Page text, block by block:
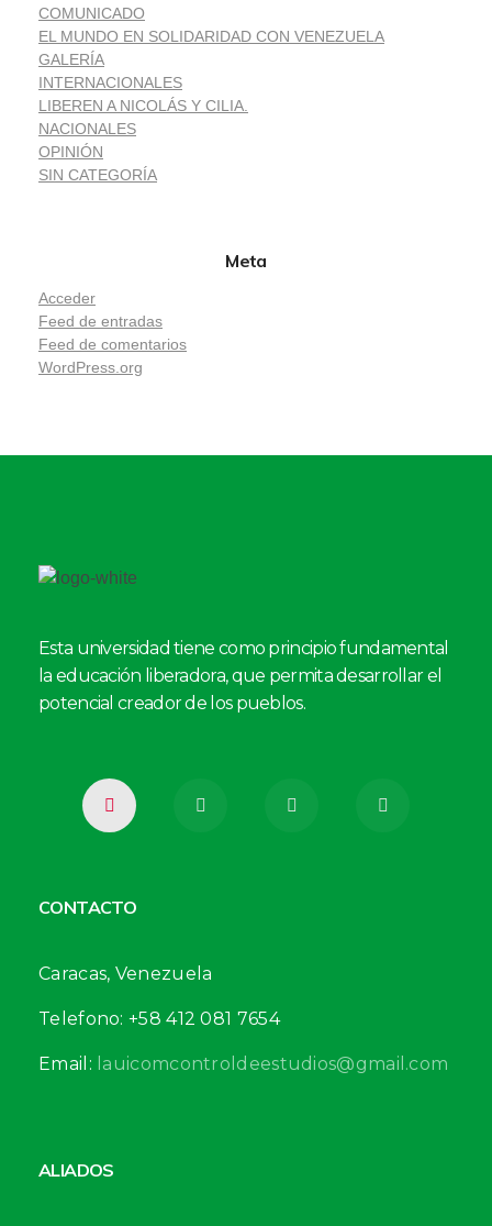
COMUNICADO
EL MUNDO EN SOLIDARIDAD CON VENEZUELA
GALERÍA
INTERNACIONALES
LIBEREN A NICOLÁS Y CILIA.
NACIONALES
OPINIÓN
SIN CATEGORÍA
Meta
Acceder
Feed de entradas
Feed de comentarios
WordPress.org
Esta universidad tiene como principio fundamental
la educación liberadora, que permita desarrollar el
potencial creador de los pueblos.
CONTACTO
Caracas, Venezuela
Telefono: +58 412 081 7654
Email: lauicomcontroldeestudios@gmail.com
ALIADOS